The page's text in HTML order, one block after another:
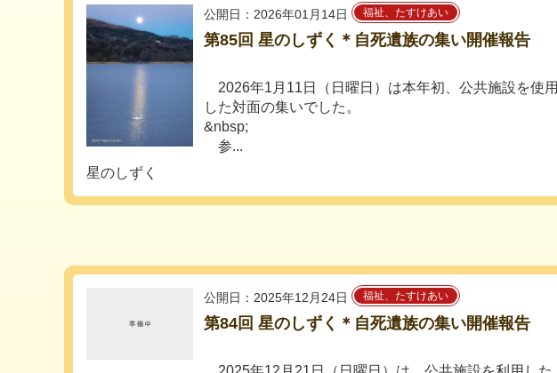
公開日：2026年01月14日 福祉、たすけあい
第85回 星のしずく＊自死遺族の集い開催報告
2026年1月11日（日曜日）は本年初、公共施設を使用
した対面の集いでした。
&nbsp;
参...
星のしずく
公開日：2025年12月24日 福祉、たすけあい
第84回 星のしずく＊自死遺族の集い開催報告